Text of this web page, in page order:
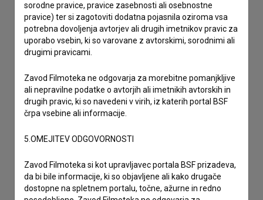
sorodne pravice, pravice zasebnosti ali osebnostne
pravice) ter si zagotoviti dodatna pojasnila oziroma vsa
potrebna dovoljenja avtorjev ali drugih imetnikov pravic za
uporabo vsebin, ki so varovane z avtorskimi, sorodnimi ali
drugimi pravicami.
Zavod Filmoteka ne odgovarja za morebitne pomanjkljive
ali nepravilne podatke o avtorjih ali imetnikih avtorskih in
drugih pravic, ki so navedeni v virih, iz katerih portal BSF
črpa vsebine ali informacije.
5.OMEJITEV ODGOVORNOSTI
Zavod Filmoteka si kot upravljavec portala BSF prizadeva,
da bi bile informacije, ki so objavljene ali kako drugače
dostopne na spletnem portalu, točne, ažurne in redno